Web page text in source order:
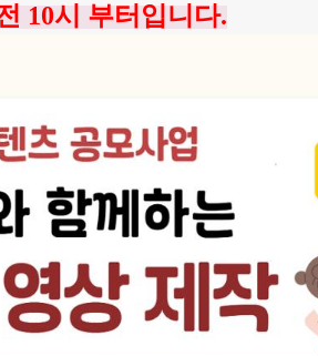
10시 부터입니다.